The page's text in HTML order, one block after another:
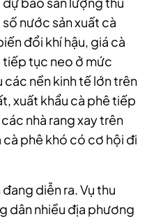
nước sản xuất cà
đổi khí hậu, giá cà
tiếp tục neo ở mức
nền kinh tế lớn trên
xuất khẩu cà phê tiếp
nhà rang xay trên
phê khó có cơ hội đi
diễn ra. Vụ thu
dân nhiều địa phương